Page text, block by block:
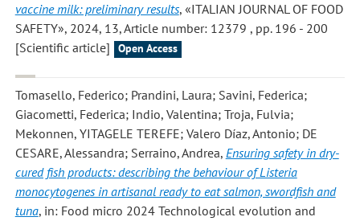
vaccine milk: preliminary results, «ITALIAN JOURNAL OF FOOD
SAFETY», 2024, 13, Article number: 12379 , pp. 196 - 200
[Scientific article]
Open Access
Tomasello, Federico; Prandini, Laura; Savini, Federica;
Giacometti, Federica; Indio, Valentina; Troja, Fulvia;
Mekonnen, YITAGELE TEREFE; Valero Díaz, Antonio; DE
CESARE, Alessandra; Serraino, Andrea, Ensuring safety in dry-
cured fish products: describing the behaviour of Listeria
monocytogenes in artisanal ready to eat salmon, swordfish and
tuna, in: Food micro 2024 Technological evolution and